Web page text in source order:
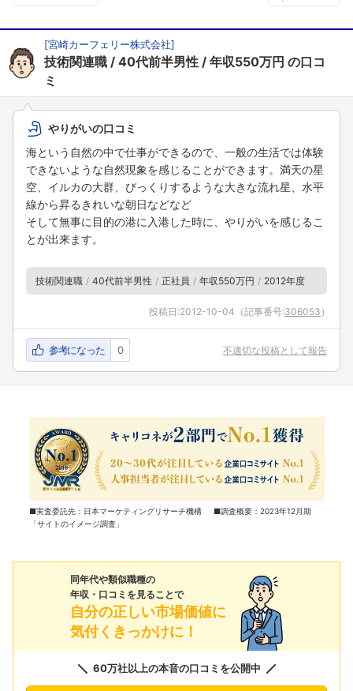
[宮崎カーフェリー株式会社]
技術関連職 40代前半男性 年収550万円 の口コ
ミ
やりがいの口コミ
海という自然の中で仕事ができるので、一般の生活では体験
できないような自然現象を感じることができます。満天の星
空、イルカの大群、びっくりするような大きな流れ星、水平
線から昇るきれいな朝日などなど
そして無事に目的の港に入港した時に、やりがいを感じるこ
とが出来ます。
技術関連職 40代前半男性 正社員 年収550万円 2012年度
投稿日:2012-10-04 （記事番号:306053 ）
参考になった 0 不適切な投稿として報告
■実査委託先：日本マーケティングリサーチ機構 ■調査概要：2023年12月期
「サイトのイメージ調査」
同年代や類似職種の
年収・口コミを見ることで
自分の正しい市場価値に
気付くきっかけに！
60万社以上の本音の口コミを公開中